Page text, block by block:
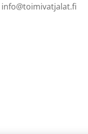
info@toimivatjalat.fi